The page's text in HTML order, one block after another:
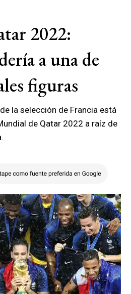
2022:
a una de
figuras
la selección de Francia está
de Qatar 2022 a raíz de